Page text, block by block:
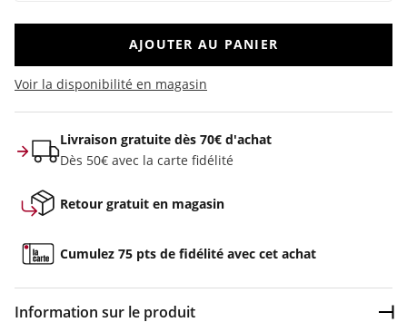
AJOUTER AU PANIER
Voir la disponibilité en magasin
Livraison gratuite dès 70€ d'achat
Dès 50€ avec la carte fidélité
Retour gratuit en magasin
Cumulez 75 pts de fidélité avec cet achat
Information sur le produit